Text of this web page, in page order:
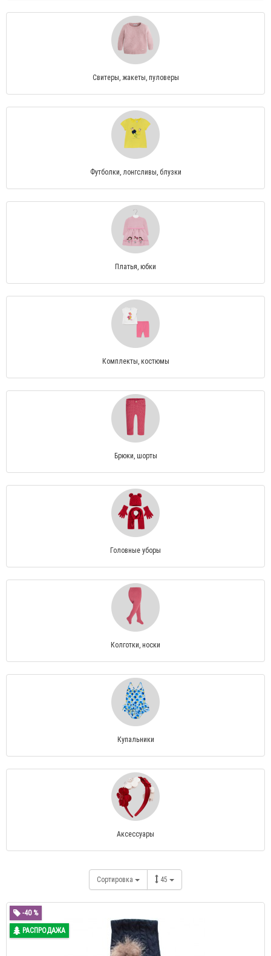
Свитеры, жакеты, пуловеры
Футболки, лонгсливы, блузки
Платья, юбки
Комплекты, костюмы
Брюки, шорты
Головные уборы
Колготки, носки
Купальники
Аксессуары
Сортировка 45
-40 %
РАСПРОДАЖА